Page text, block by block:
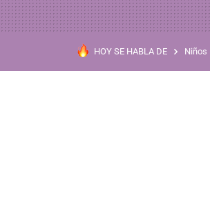
HOY SE HABLA DE Niños